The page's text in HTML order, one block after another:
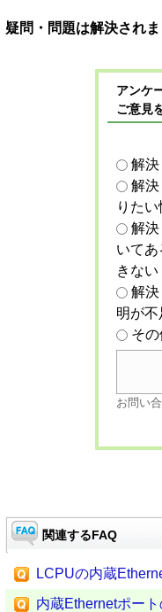
疑問・問題は解決され
アンケ
ご意見
解
解
りた
解
いて
きない
解
明が
そ
お問い
関連するFAQ
LCPUの内蔵
内蔵Ethernetポー